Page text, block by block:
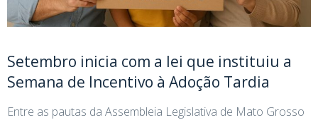
Setembro inicia com a lei que instituiu a
Semana de Incentivo à Adoção Tardia
Entre as pautas da Assembleia Legislativa de Mato Grosso